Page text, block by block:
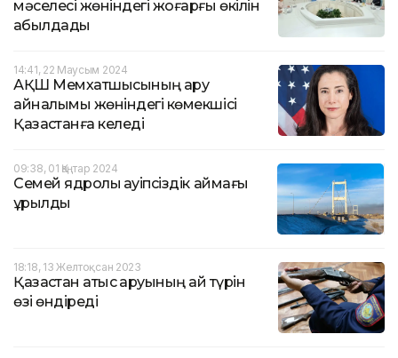
мәселесі жөніндегі жоғарғы өкілін
қабылдады
14:41, 22 Маусым 2024
АҚШ Мемхатшысының қару
айналымы жөніндегі көмекшісі
Қазақстанға келеді
09:38, 01 Қаңтар 2024
Семей ядролық қауіпсіздік аймағы
құрылды
18:18, 13 Желтоқсан 2023
Қазақстан атыс қаруының қай түрін
өзі өндіреді